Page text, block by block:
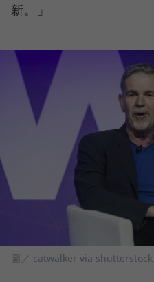
新。」
圖／ catwalker via shutterstock